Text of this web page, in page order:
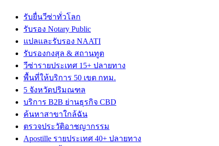
รับยื่นวีซ่าทั่วโลก
รับรอง Notary Public
แปลและรับรอง NAATI
รับรองกงสุล & สถานทูต
วีซ่ารายประเทศ 15+ ปลายทาง
พื้นที่ให้บริการ 50 เขต กทม.
5 จังหวัดปริมณฑล
บริการ B2B ย่านธุรกิจ CBD
ค้นหาสาขาใกล้ฉัน
ตรวจประวัติอาชญากรรม
Apostille รายประเทศ 40+ ปลายทาง